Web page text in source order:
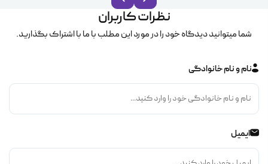
نظرات کاربران
شما میتوانید دیدگاه خود را در مورد این مطلب با ما با اشتراک بگذارید.
نام و نام خانوادگی
ایمیل